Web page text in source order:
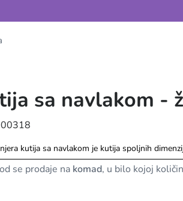
sa navlakom -
kutija sa navlakom je kutija spoljnih
se prodaje na komad, u bilo kojoj